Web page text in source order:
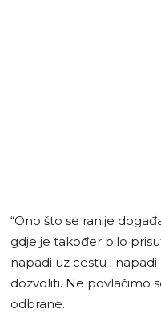
“Ono što se ranije
gdje je također bilo
napadi uz cestu i
dozvoliti. Ne povlačimo
odbrane.